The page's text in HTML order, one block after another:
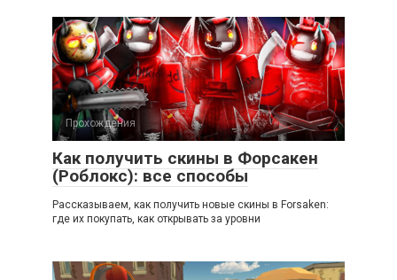
Прохождения
Как получить скины в Форсакен
(Роблокс): все способы
Рассказываем, как получить новые скины в Forsaken:
где их покупать, как открывать за уровни